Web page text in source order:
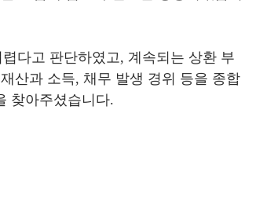
다고 판단하였고, 계속되는 상환 부
산과 소득, 채무 발생 경위 등을 종합
찾아주셨습니다.